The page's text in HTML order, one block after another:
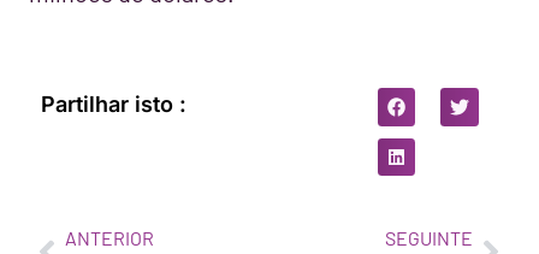
Partilhar isto :
ANTERIOR SEGUINTE